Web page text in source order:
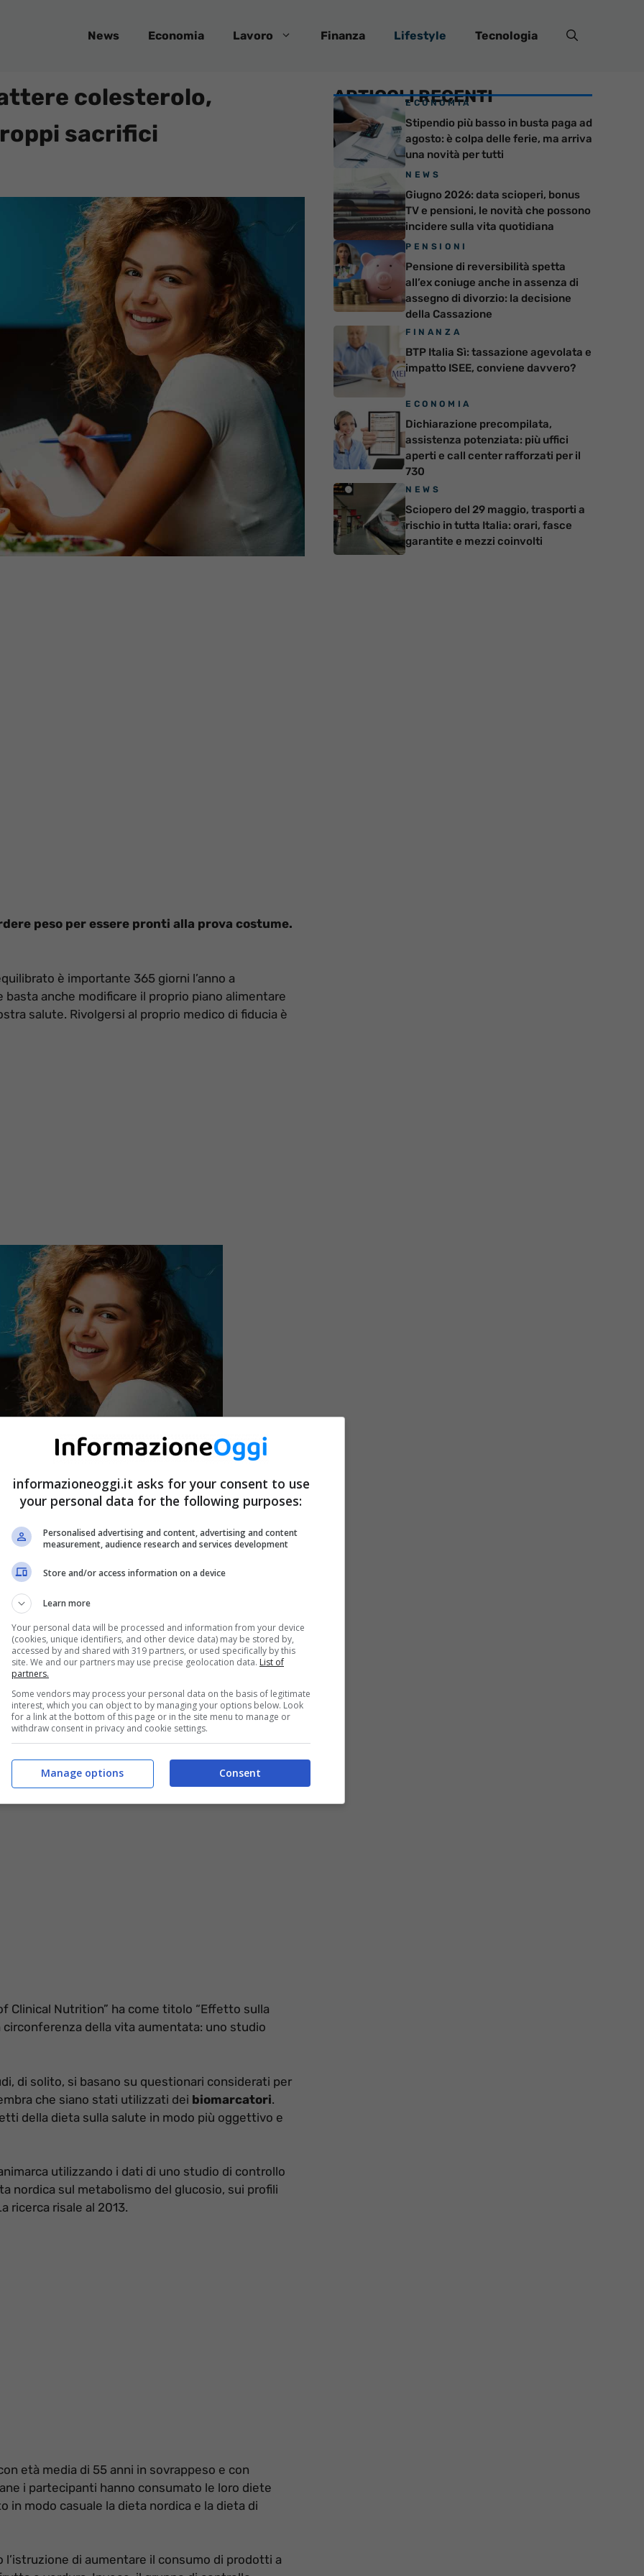
News Economia Lavoro Finanza Lifestyle Tecnologia
colesterolo,
sacrifici
peso per essere pronti alla prova costume.
è importante 365 giorni l’anno a
anche modificare il proprio piano alimentare
salute. Rivolgersi al proprio medico di fiducia è
un vero e proprio stile le di vita, questa
alimenti utilizzando la piramide alimentare. Tra le
nordica si basa sul regime alimentare utilizzato
la dieta dei vichinghi.
la salute senza molti sacrifici
effetti benefici sul metabolismo migliorando vari
tipica dieta dei paesi nordici costituita da
alcuni ricercatori questa dieta influisce sul
il rischio di malattie cardiovascolari.
Clinical Nutrition” ha come titolo “Effetto sulla
della vita aumentata: uno studio
di solito, si basano su questionari considerati per
che siano stati utilizzati dei biomarcatori.
della dieta sulla salute in modo più oggettivo e
utilizzando i dati di uno studio di controllo
nordica sul metabolismo del glucosio, sui profili
ricerca risale al 2013.
età media di 55 anni in sovrappeso e con
i partecipanti hanno consumato le loro diete
modo casuale la dieta nordica e la dieta di
di aumentare il consumo di prodotti a
ARTICOLI RECENTI
ECONOMIA
Stipendio più basso in busta paga ad
agosto: è colpa delle ferie, ma arriva
una novità per tutti
NEWS
Giugno 2026: data scioperi, bonus
TV e pensioni, le novità che possono
incidere sulla vita quotidiana
PENSIONI
Pensione di reversibilità spetta
all’ex coniuge anche in assenza di
assegno di divorzio: la decisione
della Cassazione
FINANZA
BTP Italia Sì: tassazione agevolata e
impatto ISEE, conviene davvero?
ECONOMIA
Dichiarazione precompilata,
assistenza potenziata: più uffici
aperti e call center rafforzati per il
730
NEWS
Sciopero del 29 maggio, trasporti a
rischio in tutta Italia: orari, fasce
garantite e mezzi coinvolti
informazioneoggi.it asks for your consent to use
your personal data for the following purposes:
Personalised advertising and content, advertising and content
measurement, audience research and services development
Store and/or access information on a device
Learn more
Your personal data will be processed and information from your device
(cookies, unique identifiers, and other device data) may be stored by,
accessed by and shared with 319 partners, or used specifically by this
site. We and our partners may use precise geolocation data. List of
partners.
Some vendors may process your personal data on the basis of legitimate
interest, which you can object to by managing your options below. Look
for a link at the bottom of this page or in the site menu to manage or
withdraw consent in privacy and cookie settings.
Consent
Manage options